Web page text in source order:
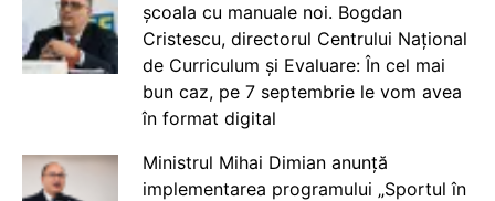
școala cu manuale noi. Bogdan
Cristescu, directorul Centrului Național
de Curriculum și Evaluare: În cel mai
bun caz, pe 7 septembrie le vom avea
în format digital
Ministrul Mihai Dimian anunță
implementarea programului „Sportul în